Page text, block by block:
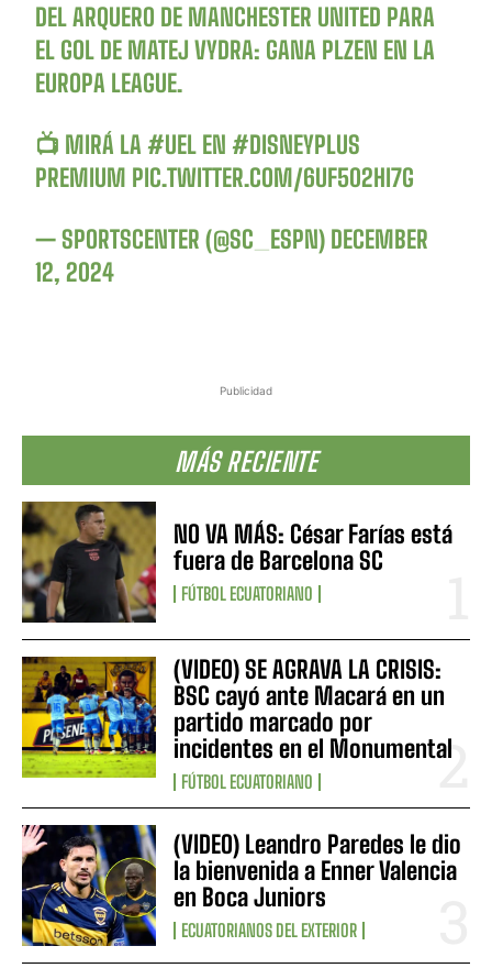
Publicidad
MÁS RECIENTE
NO VA MÁS: César Farías está
fuera de Barcelona SC
FÚTBOL ECUATORIANO
(VIDEO) SE AGRAVA LA CRISIS:
BSC cayó ante Macará en un
partido marcado por
incidentes en el Monumental
FÚTBOL ECUATORIANO
(VIDEO) Leandro Paredes le dio
la bienvenida a Enner Valencia
en Boca Juniors
ECUATORIANOS DEL EXTERIOR
DEL ARQUERO DE MANCHESTER UNITED PARA
EL GOL DE MATEJ VYDRA: GANA PLZEN EN LA
EUROPA LEAGUE.
📺 MIRÁ LA#UEL EN#DISNEYPLUS
PREMIUM PIC.TWITTER.COM/6UF502HI7G
— SPORTSCENTER (@SC_ESPN) DECEMBER
12, 2024